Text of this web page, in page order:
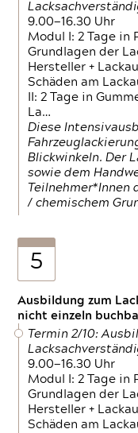
9.00—16.30 Uhr
Modul I: 2 Tage in
Grundlagen der
Hersteller +
Schäden am
II: 2 Tage in
La…
Diese
Blickwinkeln. Der
sowie dem
Teilnehmer*Innen
/ chemischem
5
Ausbildung zum
nicht einzeln
Termin 2/10:
9.00—16.30 Uhr
Modul I: 2 Tage in
Grundlagen der
Hersteller +
Schäden am